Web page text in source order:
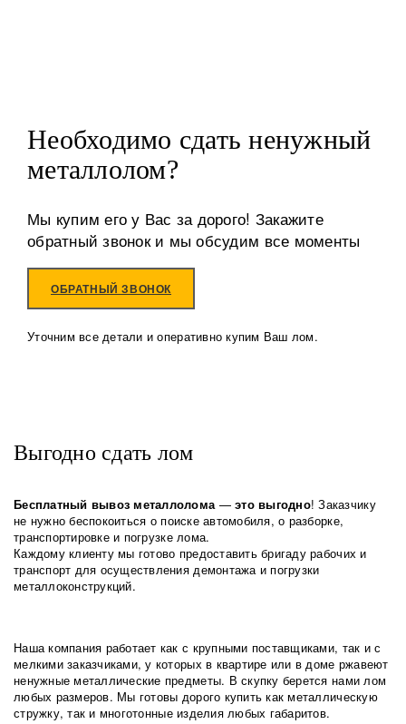
Необходимо сдать ненужный
металлолом?
Мы купим его у Вас за дорого! Закажите
обратный звонок и мы обсудим все моменты
ОБРАТНЫЙ ЗВОНОК
Уточним все детали и оперативно купим Ваш лом.
Выгодно сдать лом
Бесплатный вывоз металлолома—это выгодно! Заказчику
не нужно беспокоиться о поиске автомобиля, о разборке,
транспортировке и погрузке лома.
Каждому клиенту мы готово предоставить бригаду рабочих и
транспорт для осуществления демонтажа и погрузки
металлоконструкций.
Наша компания работает как с крупными поставщиками, так и с
мелкими заказчиками, у которых в квартире или в доме ржавеют
ненужные металлические предметы. В скупку берется нами лом
любых размеров. Мы готовы дорого купить как металлическую
стружку, так и многотонные изделия любых габаритов.